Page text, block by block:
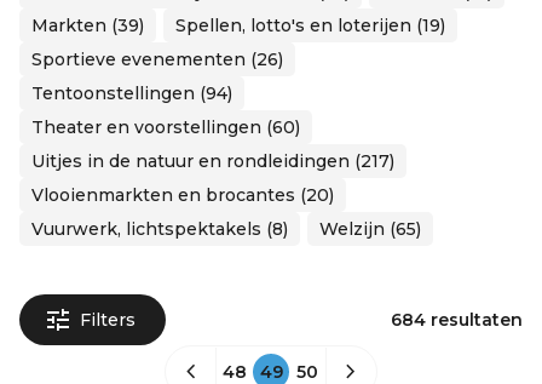
Markten (39)
Spellen, lotto's en loterijen (19)
Sportieve evenementen (26)
Tentoonstellingen (94)
Theater en voorstellingen (60)
Uitjes in de natuur en rondleidingen (217)
Vlooienmarkten en brocantes (20)
Vuurwerk, lichtspektakels (8)
Welzijn (65)
Filters 684 resultaten
48 49 50